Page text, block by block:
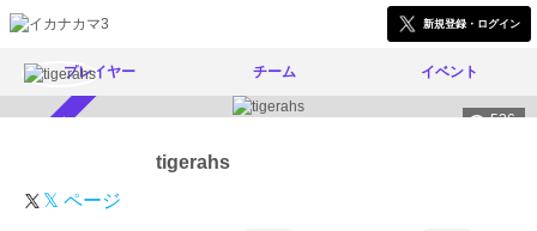
新規登録・ログイン
プレイヤー チーム イベント
536
tigerahs
𝕏 ページ